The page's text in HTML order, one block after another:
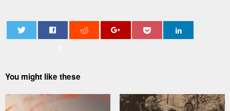
You might like these